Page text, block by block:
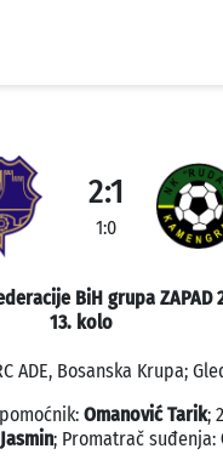
2:1
1:0
BiH grupa ZAPAD
13. kolo
ADE, Bosanska Krupa;
Omanović Tarik;
; Promatrač suđenja: